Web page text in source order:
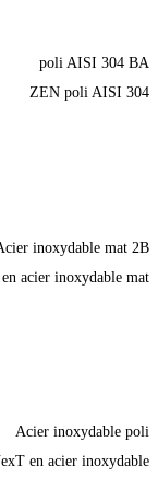
poli AISI 304 BA
ZEN poli AISI 304
inoxydable mat 2B
acier inoxydable mat
Acier inoxydable poli
en acier inoxydable